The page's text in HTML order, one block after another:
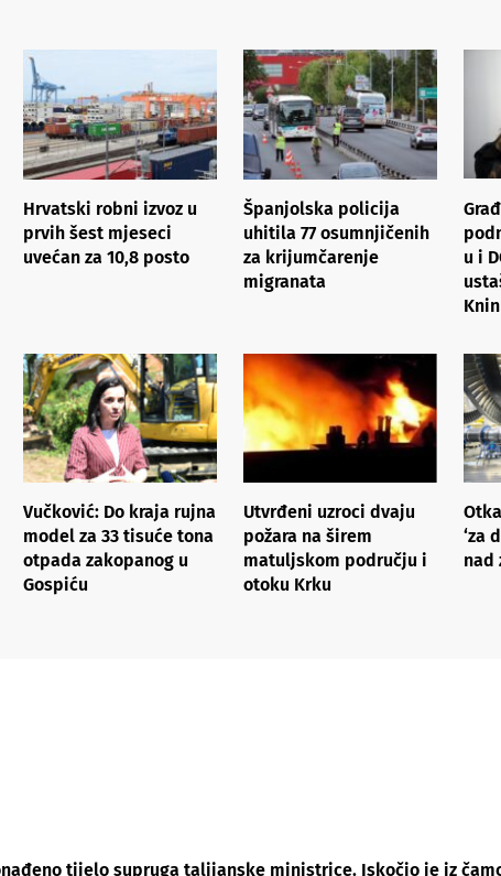
Hrvatski robni izvoz u
prvih šest mjeseci
uvećan za 10,8 posto
Španjolska policija
uhitila 77 osumnjičenih
za krijumčarenje
migranata
u i
Vučković: Do kraja rujna
model za 33 tisuće tona
otpada zakopanog u
Gospiću
Utvrđeni uzroci dvaju
požara na širem
matuljskom području i
otoku Krku
‘za
nad
tijelo supruga talijanske ministrice. Iskočio je iz